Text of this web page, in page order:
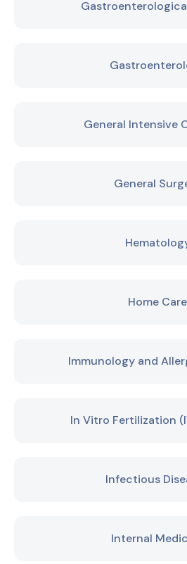
General Intensive
General
Home Care
Immunology and
In Vitro Fertilization
Infectious
Internal